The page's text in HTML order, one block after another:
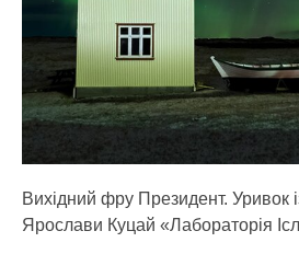
Вихідний фру Президент. Уривок
Ярослави Куцай «Лабораторія